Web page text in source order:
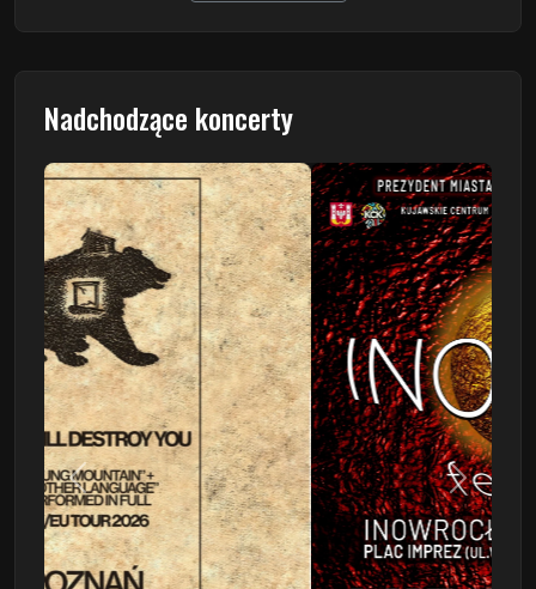
Nadchodzące koncerty
Poprzedni Następny